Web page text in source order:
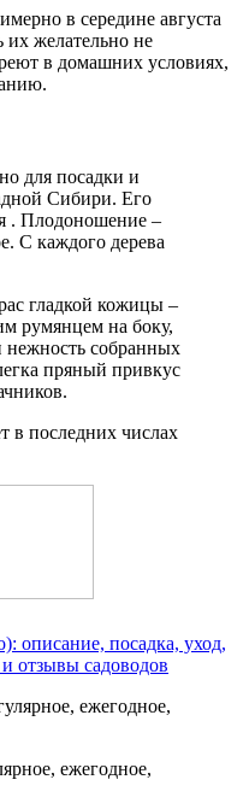
в середине августа
их желательно не
в домашних условиях,
для посадки и
Сибири. Его
. Плодоношение –
С каждого дерева
гладкой кожицы –
румянцем на боку,
собранных
пряный привкус
в последних числах
описание, посадка, уход,
отзывы садоводов
ежегодное,